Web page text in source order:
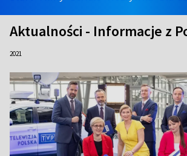
Aktualności - Informacje z
2021